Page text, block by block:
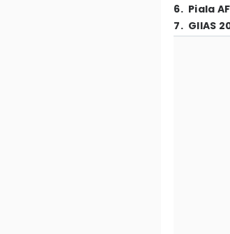
6. Piala
7. GIIAS